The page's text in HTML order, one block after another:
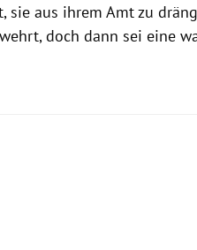
aus ihrem Amt zu
doch dann sei eine